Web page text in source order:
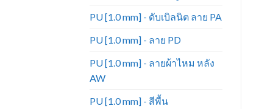
PU [1.0 mm] - ดับเบิลนิต ลาย PA
PU [1.0 mm] - ลาย PD
PU [1.0 mm] - ลายผ้าไหม หลัง
AW
PU [1.0 mm] - สีพื้น